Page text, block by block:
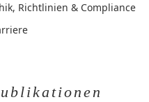
Richtlinien & Compliance